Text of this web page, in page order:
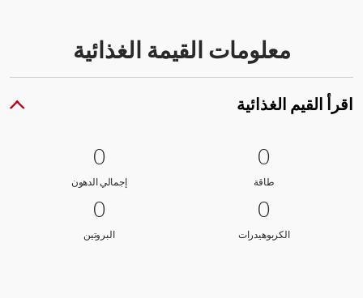
معلومات القيمة الغذائية
اقرأ القيم الغذائية
0 طاقة
0
0
طاقةطاقة
0 إجمالي الدهون
0
إجمالي الدهونإجمالي الدهون
0 الكربوهيدرات
0
0
الكربوهيدراتالكربوهيدرات
0 البروتين
0
البروتين